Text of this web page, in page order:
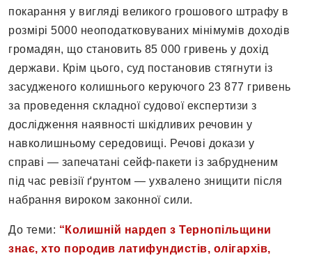
покарання у вигляді великого грошового штрафу в
розмірі 5000 неоподатковуваних мінімумів доходів
громадян, що становить 85 000 гривень у дохід
держави. Крім цього, суд постановив стягнути із
засудженого колишнього керуючого 23 877 гривень
за проведення складної судової експертизи з
дослідження наявності шкідливих речовин у
навколишньому середовищі. Речові докази у
справі — запечатані сейф-пакети із забрудненим
під час ревізії ґрунтом — ухвалено знищити після
набрання вироком законної сили.
До теми: “Колишній нардеп з Тернопільщини
знає, хто породив латифундистів, олігархів,